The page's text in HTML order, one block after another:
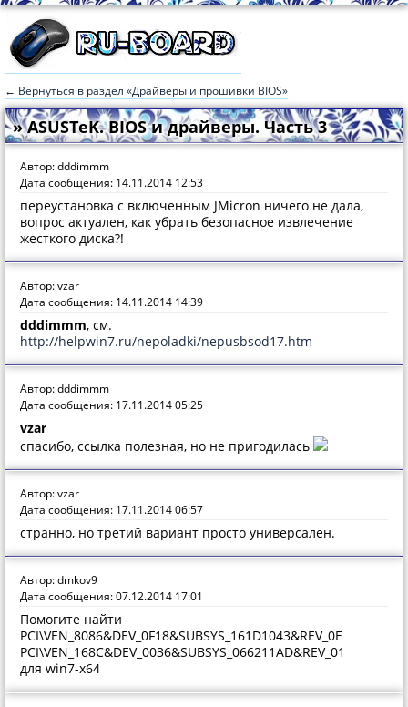
← Вернуться в раздел «Драйверы и прошивки BIOS»
» ASUSTeK. BIOS и драйверы. Часть 3
Автор: dddimmm
Дата сообщения: 14.11.2014 12:53
переустановка с включенным JMicron ничего не дала,
вопрос актуален, как убрать безопасное извлечение
жесткого диска?!
Автор: vzar
Дата сообщения: 14.11.2014 14:39
dddimmm, см.
http://helpwin7.ru/nepoladki/nepusbsod17.htm
Автор: dddimmm
Дата сообщения: 17.11.2014 05:25
vzar
спасибо, ссылка полезная, но не пригодилась
Автор: vzar
Дата сообщения: 17.11.2014 06:57
странно, но третий вариант просто универсален.
Автор: dmkov9
Дата сообщения: 07.12.2014 17:01
Помогите найти
PCI\VEN_8086&DEV_0F18&SUBSYS_161D1043&REV_0E
PCI\VEN_168C&DEV_0036&SUBSYS_066211AD&REV_01
для win7-x64